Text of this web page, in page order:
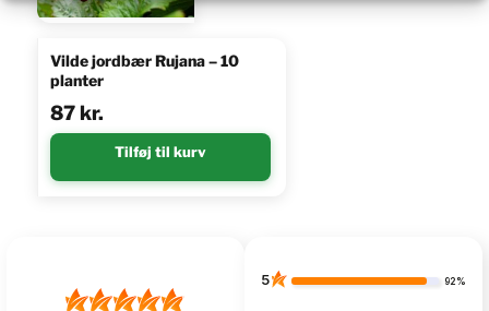
Vilde jordbær Rujana – 10
planter
87kr.
Tilføj til kurv
5 92%